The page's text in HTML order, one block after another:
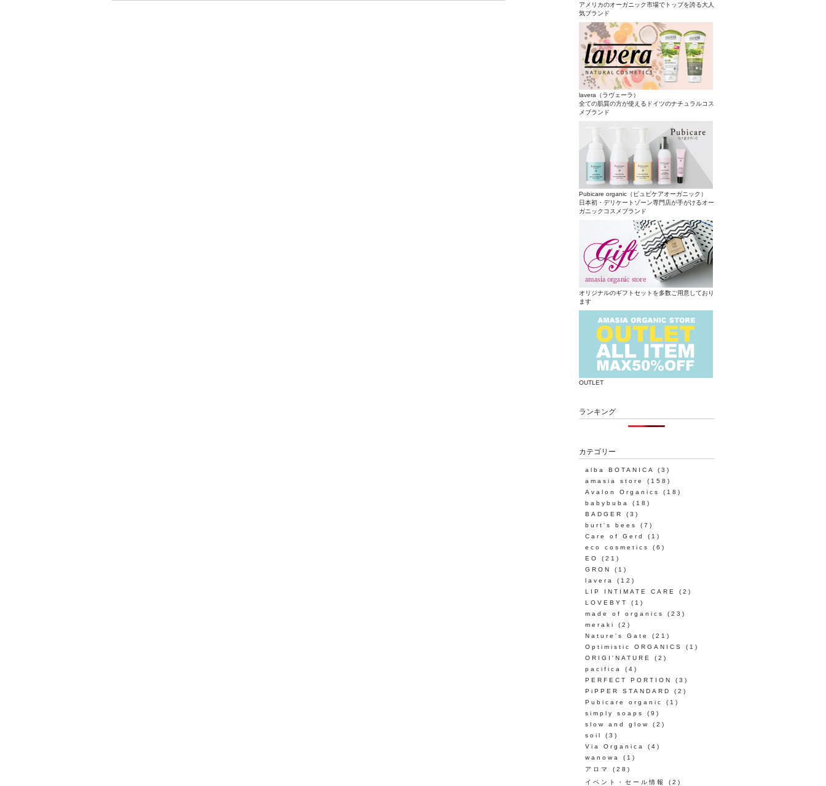
アメリカのオーガニック市場でトップを誇る大人
気ブランド
lavera（ラヴェーラ）
全ての肌質の方が使えるドイツのナチュラルコス
メブランド
Pubicare organic（ピュビケアオーガニック）
日本初・デリケートゾーン専門店が手がけるオー
ガニックコスメブランド
オリジナルのギフトセットを多数ご用意しており
ます
OUTLET
ランキング
カテゴリー
alba BOTANICA
(3)
amasia store
(158)
Avalon Organics
(18)
babybuba
(18)
BADGER
(3)
burt's bees
(7)
Care of Gerd
(1)
eco cosmetics
(6)
EO
(21)
GRON
(1)
lavera
(12)
LIP INTIMATE CARE
(2)
LOVEBYT
(1)
made of organics
(23)
meraki
(2)
Nature's Gate
(21)
Optimistic ORGANICS
(1)
ORIGI'NATURE
(2)
pacifica
(4)
PERFECT PORTION
(3)
PiPPER STANDARD
(2)
Pubicare organic
(1)
simply soaps
(9)
slow and glow
(2)
soil
(3)
Via Organica
(4)
wanowa
(1)
アロマ
(28)
イベント・セール情報
(2)